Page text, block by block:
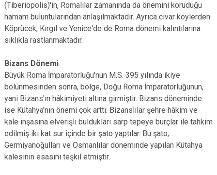
(Tiberiopolis)'in, Romalılar zamanında da önemini koruduğu
hamam buluntularından anlaşılmaktadır. Ayrıca civar köylerden
Köprücek, Kırgıl ve Yenice'de de Roma dönemi kalıntılarına
sıklıkla rastlanmaktadır.
Bizans Dönemi
Büyük Roma İmparatorluğu'nun M.S. 395 yılında ikiye
bölünmesinden sonra, bölge, Doğu Roma İmparatorluğunun,
yani Bizans'ın hâkimiyeti altına girmiştir. Bizans döneminde
ise Kütahya'nın önemi çok arttı. Bizanslılar şehre hâkim ve
kale inşasına elverişli buldukları sarp tepeye burçlar ile tahkim
edilmiş iki kat sur içinde bir şato yaptılar. Bu şato,
Germiyanoğulları ve Osmanlılar döneminde yapılan Kütahya
kalesinin esasını teşkil etmiştir.